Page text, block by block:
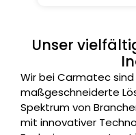
Unser
Wir bei Carmatec
maßgeschneiderte
Spektrum von
mit innovativer